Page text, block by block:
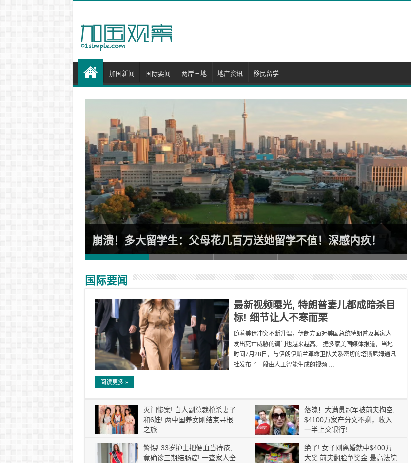
加国新闻 国际要闻 两岸三地 地产资讯 移民留学
崩溃！多大留学生：父母花几百万送她留学不值！深感内疚！
国际要闻
最新视频曝光, 特朗普妻儿都成暗杀目
标! 细节让人不寒而栗
随着美伊冲突不断升温，伊朗方面对美国总统特朗普及其家人
发出死亡威胁的调门也越来越高。 据多家美国媒体报道，当地
时间7月28日，与伊朗伊斯兰革命卫队关系密切的塔斯尼姆通讯
社发布了一段由人工智能生成的视频 …
阅读更多 »
灭门惨案! 白人副总裁枪杀妻子
和6娃! 两中国养女刚结束寻根
之旅
落魄！大满贯冠军被前夫掏空,
$4100万家产分文不剩，收入
一半上交银行!
警惕! 33岁护士把便血当痔疮,
竟确诊三期结肠癌! 一查家人全
绝了! 女子刚离婚就中$400万
大奖 前夫翻脸争奖金 最高法院